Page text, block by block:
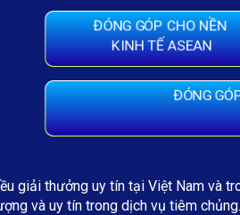
ĐÓNG GÓP CHO NỀN
KINH TẾ ASEAN
ĐÓNG
giải thưởng uy tín tại Việt Nam và
và uy tín trong dịch vụ tiêm chủng.